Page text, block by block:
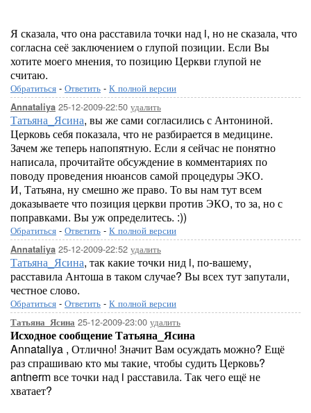
Я сказала, что она расставила точки над i, но не сказала, что
согласна сеё заключением о глупой позиции. Если Вы
хотите моего мнения, то позицию Церкви глупой не
считаю.
Обратиться - Ответить - К полной версии
Annataliya 25-12-2009-22:50 удалить
Татьяна_Ясина, вы же сами согласились с Антониной.
Церковь себя показала, что не разбирается в медицине.
Зачем же теперь напопятную. Если я сейчас не понятно
написала, прочитайте обсуждение в комментариях по
поводу проведения нюансов самой процедуры ЭКО.
И, Татьяна, ну смешно же право. То вы нам тут всем
доказываете что позиция церкви против ЭКО, то за, но с
поправками. Вы уж определитесь. :))
Обратиться - Ответить - К полной версии
Annataliya 25-12-2009-22:52 удалить
Татьяна_Ясина, так какие точки нид i, по-вашему,
расставила Антоша в таком случае? Вы всех тут запутали,
честное слово.
Обратиться - Ответить - К полной версии
Татьяна_Ясина 25-12-2009-23:00 удалить
Исходное сообщение Татьяна_Ясина
Annataliya , Отлично! Значит Вам осуждать можно? Ещё
раз спрашиваю кто мы такие, чтобы судить Церковь?
antnerm все точки над i расставила. Так чего ещё не
хватает?